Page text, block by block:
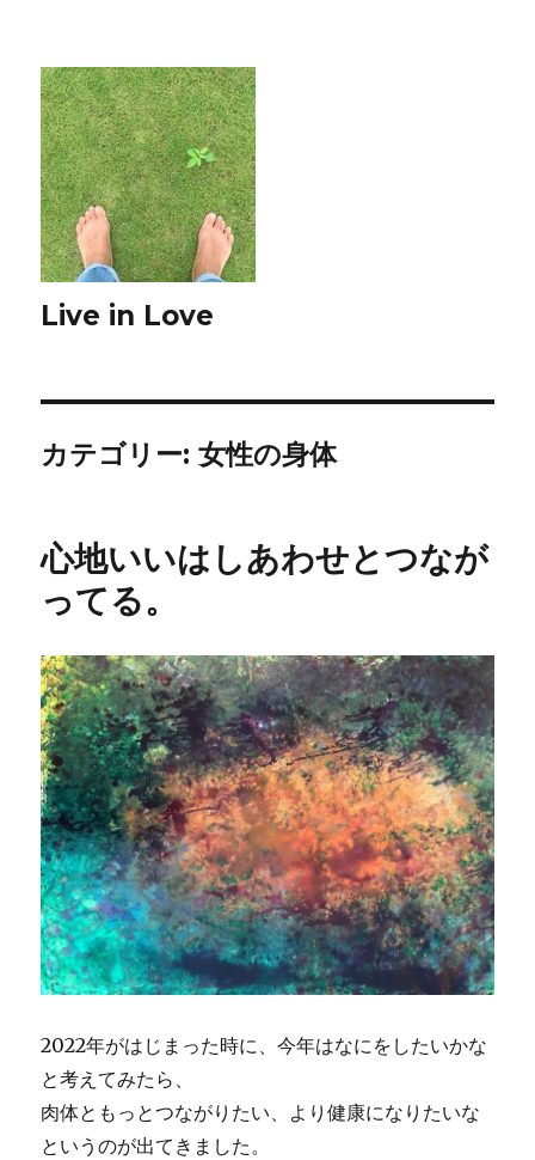
Live in Love
カテゴリー:女性の身体
心地いいはしあわせとつなが
ってる。
2022年がはじまった時に、今年はなにをしたいかな
と考えてみたら、
肉体ともっとつながりたい、より健康になりたいな
というのが出てきました。